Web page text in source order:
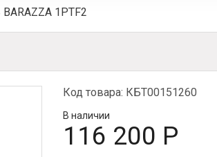
1PTF2
Код товара: КБТ00151260
В наличии
116 200 Р